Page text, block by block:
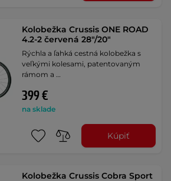
Kolobežka Crussis ONE ROAD
4.2-2 červená 28"/20"
Rýchla a ľahká cestná kolobežka s
veľkými kolesami, patentovaným
rámom a …
399 €
na sklade
Kúpiť
Kolobežka Crussis Cobra Sport